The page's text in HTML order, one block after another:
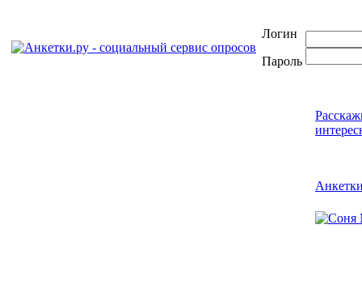
Логин
Пароль